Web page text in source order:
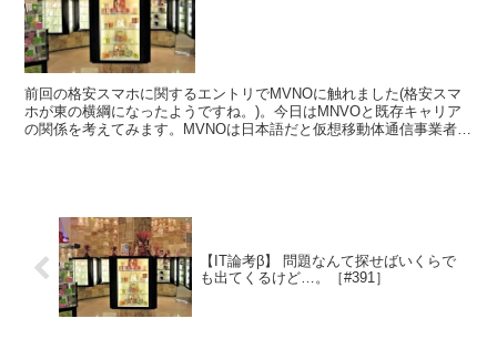
前回の格安スマホに関するエントリでMVNOに触れました(格安スマ
ホが東の横綱になったようですね。)。今日はMNVOと既存キャリア
の関係を考えてみます。MVNOは日本語だと仮想移動体通信事業者と
【IT論考β】 問題なんて探せばいくらで
も出てくるけど…。［#391］